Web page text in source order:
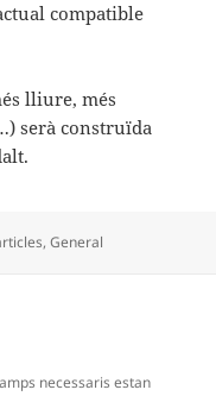
compatible
lliure, més
serà construïda
,General
necessaris estan